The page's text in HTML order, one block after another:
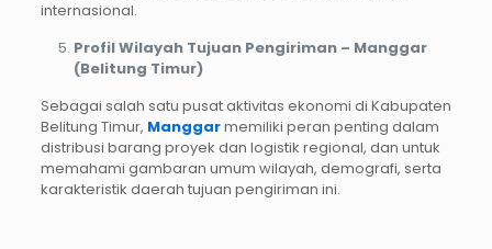
internasional.
Profil Wilayah Tujuan Pengiriman – Manggar
(Belitung Timur)
Sebagai salah satu pusat aktivitas ekonomi di Kabupaten
Belitung Timur, Manggarmemiliki peran penting dalam
distribusi barang proyek dan logistik regional, dan untuk
memahami gambaran umum wilayah, demografi, serta
karakteristik daerah tujuan pengiriman ini.